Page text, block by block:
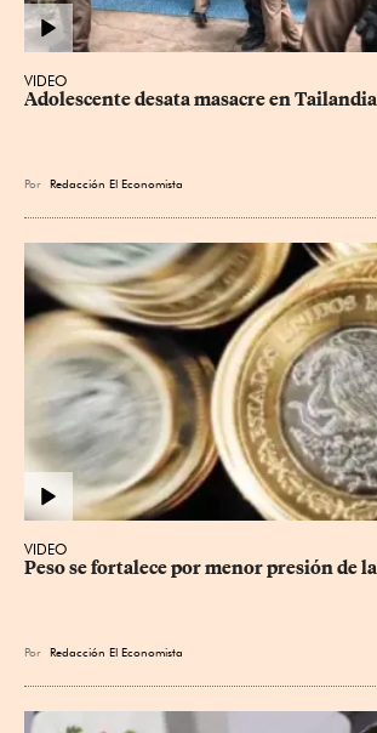
VIDEO
Adolescente desata masacre en Tailandia
Por Redacción El Economista
VIDEO
Peso se fortalece por menor presión de
Por Redacción El Economista